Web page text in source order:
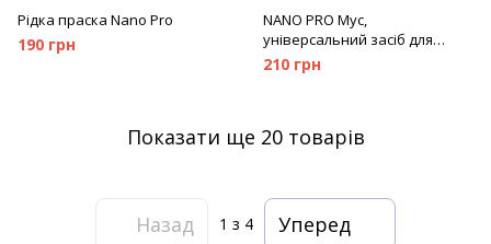
Рідка праска Nano Pro
190 грн
NANO PRO Мус,
універсальний засіб для
чищення, 300 мл
210 грн
Показати ще 20 товарів
Назад 1 з 4 Уперед